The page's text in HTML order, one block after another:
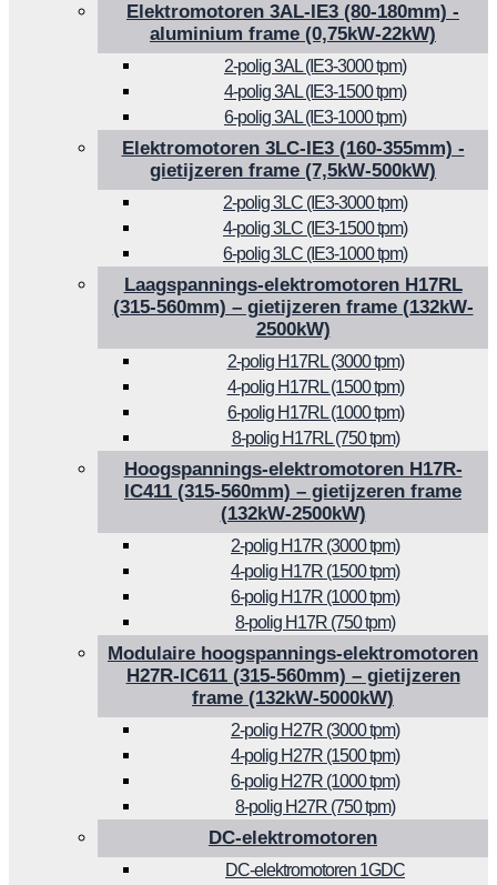
Elektromotoren 3AL-IE3 (80-180mm) -
aluminium frame (0,75kW-22kW)
2-polig 3AL (IE3-3000 tpm)
4-polig 3AL (IE3-1500 tpm)
6-polig 3AL (IE3-1000 tpm)
Elektromotoren 3LC-IE3 (160-355mm) -
gietijzeren frame (7,5kW-500kW)
2-polig 3LC (IE3-3000 tpm)
4-polig 3LC (IE3-1500 tpm)
6-polig 3LC (IE3-1000 tpm)
Laagspannings-elektromotoren H17RL
(315-560mm) – gietijzeren frame (132kW-
2500kW)
2-polig H17RL (3000 tpm)
4-polig H17RL (1500 tpm)
6-polig H17RL (1000 tpm)
8-polig H17RL (750 tpm)
Hoogspannings-elektromotoren H17R-
IC411 (315-560mm) – gietijzeren frame
(132kW-2500kW)
2-polig H17R (3000 tpm)
4-polig H17R (1500 tpm)
6-polig H17R (1000 tpm)
8-polig H17R (750 tpm)
Modulaire hoogspannings-elektromotoren
H27R-IC611 (315-560mm) – gietijzeren
frame (132kW-5000kW)
2-polig H27R (3000 tpm)
4-polig H27R (1500 tpm)
6-polig H27R (1000 tpm)
8-polig H27R (750 tpm)
DC-elektromotoren
DC-elektromotoren 1GDC